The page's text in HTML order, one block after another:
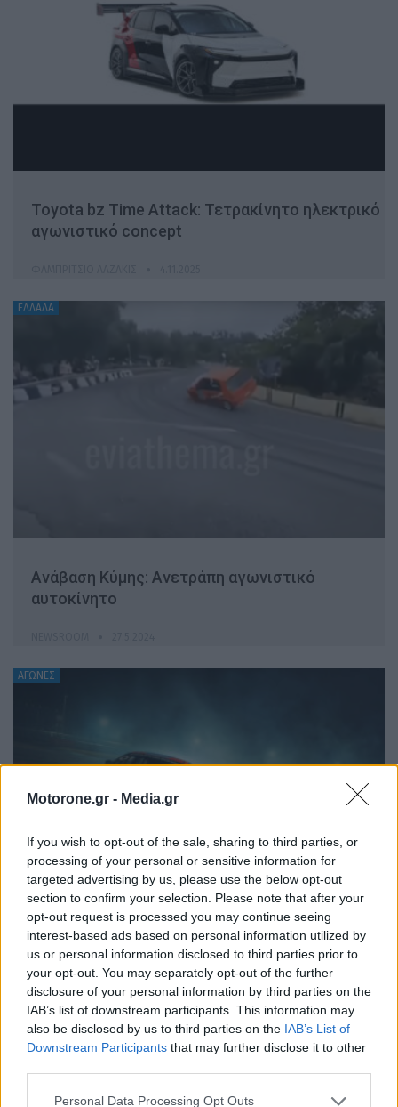
Motorone.gr - Media.gr
If you wish to opt-out of the sale, sharing to third parties, or
processing of your personal or sensitive information for
targeted advertising by us, please use the below opt-out
section to confirm your selection. Please note that after your
opt-out request is processed you may continue seeing
interest-based ads based on personal information utilized by
us or personal information disclosed to third parties prior to
your opt-out. You may separately opt-out of the further
disclosure of your personal information by third parties on the
IAB’s list of downstream participants. This information may
also be disclosed by us to third parties on the IAB’s List of
Downstream Participants that may further disclose it to other
Personal Data Processing Opt Outs
Toyota bz Time Attack: Τετρακίνητο ηλεκτρικό
αγωνιστικό concept
ΕΛΛΑΔΑ
Ανάβαση Κύμης: Ανετράπη αγωνιστικό
αυτοκίνητο
ΑΓΩΝΕΣ
Το Hyundai Ioniq 5N eN1 Cup ενσαρκώνει μία
νέα εποχή στους αγώνες αυτοκινήτου
NEWSROOM 8.4.2024
ΠΑΛΑΙΌΤΕΡΑ ΆΡΘΡΑ